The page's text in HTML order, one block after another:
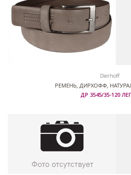
Dierhoff
РЕМЕНЬ, ДИРХОФФ,
ДР 3545/35-120